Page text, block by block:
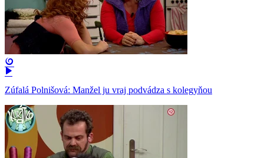
Zúfalá Polnišová: Manžel ju vraj podvádza s kolegyňou